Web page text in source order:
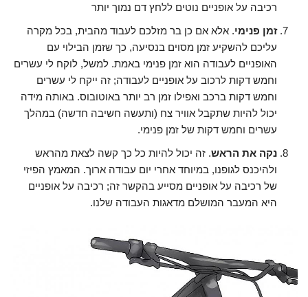
רכיבה על אופניים נוטים ללחץ דם נמוך יותר
זמן פנימי. אלא אם כן בר מזלכם לעבוד מהבית, בכל מקרה
עליכם להשקיע זמן מסוים בנסיעה, כך שזמן הבילוי עם
האופניים לעבודה הוא זמן פנימי באמת. למשל, לוקח לי עשרים
וחמש דקות לרכוב על אופניים לעבודה; זה ייקח לי עשרים
וחמש דקות ברכב ואפילו זמן רב יותר באוטובוס. באותה מידה
יכול להיות שתקבל אוויר צח (ותעשה חשיבה חדשה) במהלך
עשרים וחמש דקות של זמן פנימי.
נקה את הראש. זה יכול להיות כל כך קשה לצאת מהראש
ולהיכנס לגופנו, במיוחד אחרי יום עבודה ארוך. המאמץ הפיזי
של רכיבה על אופניים מסייע בהקשר זה; רכיבה על אופניים
היא המעבר המושלם מדאגות העבודה שלנו.